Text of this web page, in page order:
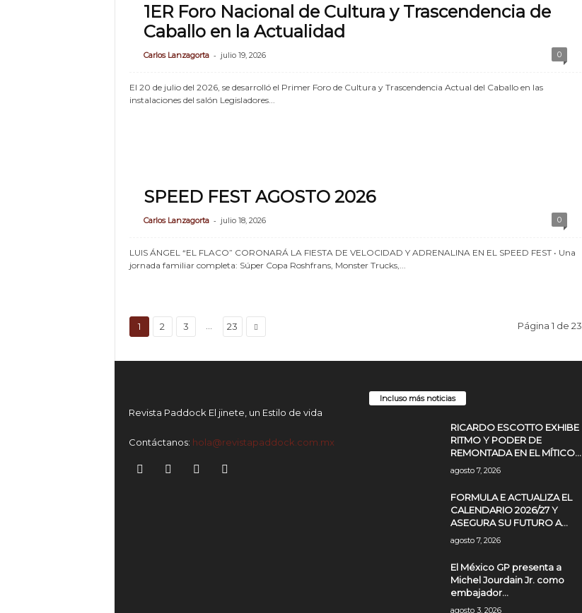
1ER Foro Nacional de Cultura y Trascendencia de
Caballo en la Actualidad
Carlos Lanzagorta - julio 19, 2026 0
El 20 de julio del 2026, se desarrolló el Primer Foro de Cultura y Trascendencia Actual del Caballo en las
instalaciones del salón Legisladores...
SPEED FEST AGOSTO 2026
Carlos Lanzagorta - julio 18, 2026 0
LUIS ÁNGEL “EL FLACO” CORONARÁ LA FIESTA DE VELOCIDAD Y ADRENALINA EN EL SPEED FEST • Una
jornada familiar completa: Súper Copa Roshfrans, Monster Trucks,...
1 2 3 23 Página 1 de 23
Revista Paddock El jinete, un Estilo de vida
Contáctanos: hola@revistapaddock.com.mx
Incluso más noticias
RICARDO ESCOTTO EXHIBE
RITMO Y PODER DE
REMONTADA EN EL MÍTICO...
agosto 7, 2026
FORMULA E ACTUALIZA EL
CALENDARIO 2026/27 Y
ASEGURA SU FUTURO A...
agosto 7, 2026
El México GP presenta a
Michel Jourdain Jr. como
embajador...
agosto 3, 2026